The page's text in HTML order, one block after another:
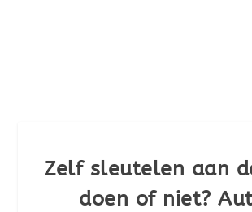
Zelf sleutelen aan
doen of niet?